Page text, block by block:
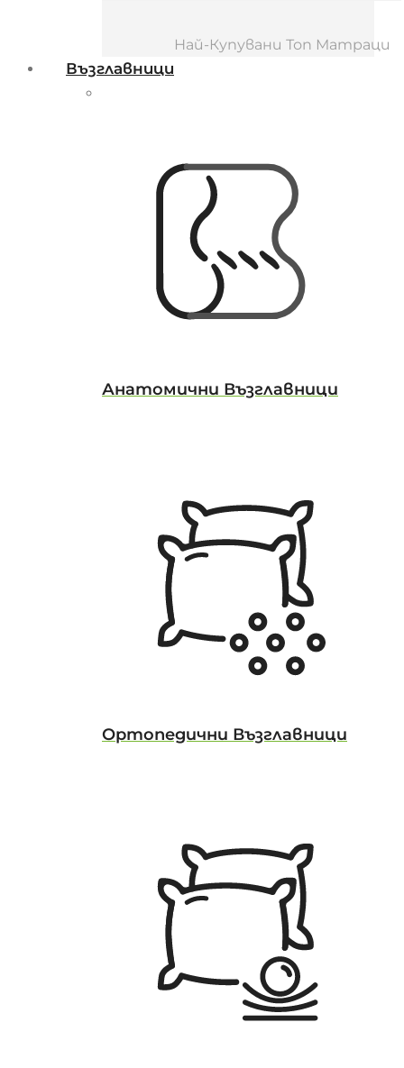
Най-Купувани Топ Матраци
Възглавници
Анатомични Възглавници
Ортопедични Възглавници